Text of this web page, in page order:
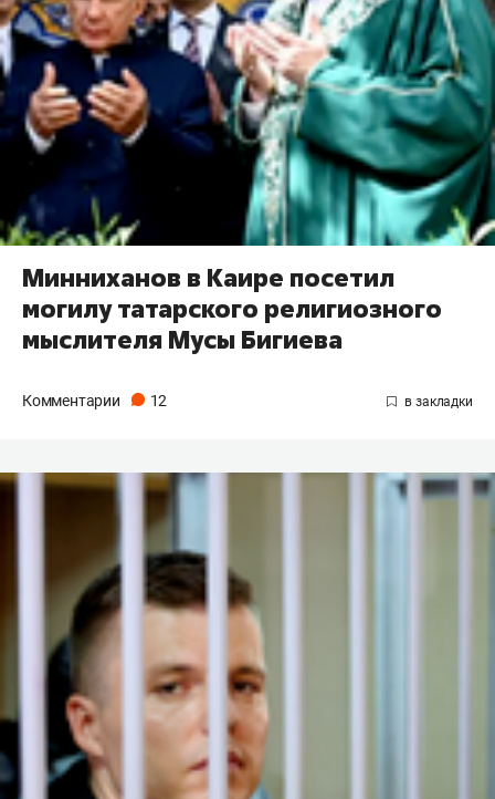
Минниханов в Каире посетил
могилу татарского религиозного
мыслителя Мусы Бигиева
Комментарии 12